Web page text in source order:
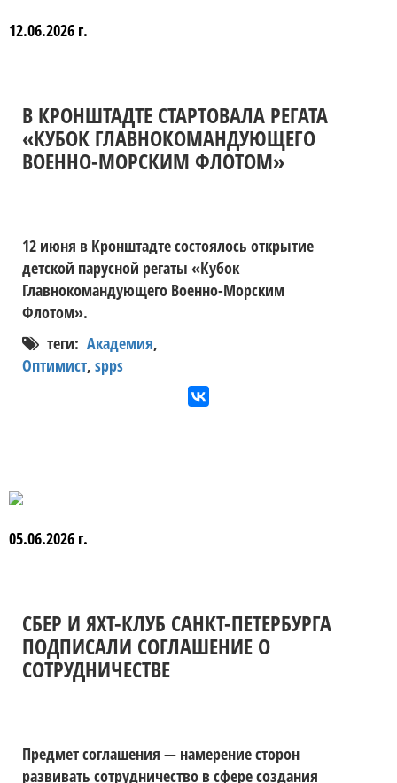
12.06.2026 г.
В КРОНШТАДТЕ СТАРТОВАЛА РЕГАТА
«КУБОК ГЛАВНОКОМАНДУЮЩЕГО
ВОЕННО-МОРСКИМ ФЛОТОМ»
12 июня в Кронштадте состоялось открытие
детской парусной регаты «Кубок
Главнокомандующего Военно-Морским
Флотом».
теги: Академия,
Оптимист, spps
05.06.2026 г.
СБЕР И ЯХТ-КЛУБ САНКТ-ПЕТЕРБУРГА
ПОДПИСАЛИ СОГЛАШЕНИЕ О
СОТРУДНИЧЕСТВЕ
Предмет соглашения — намерение сторон
развивать сотрудничество в сфере создания